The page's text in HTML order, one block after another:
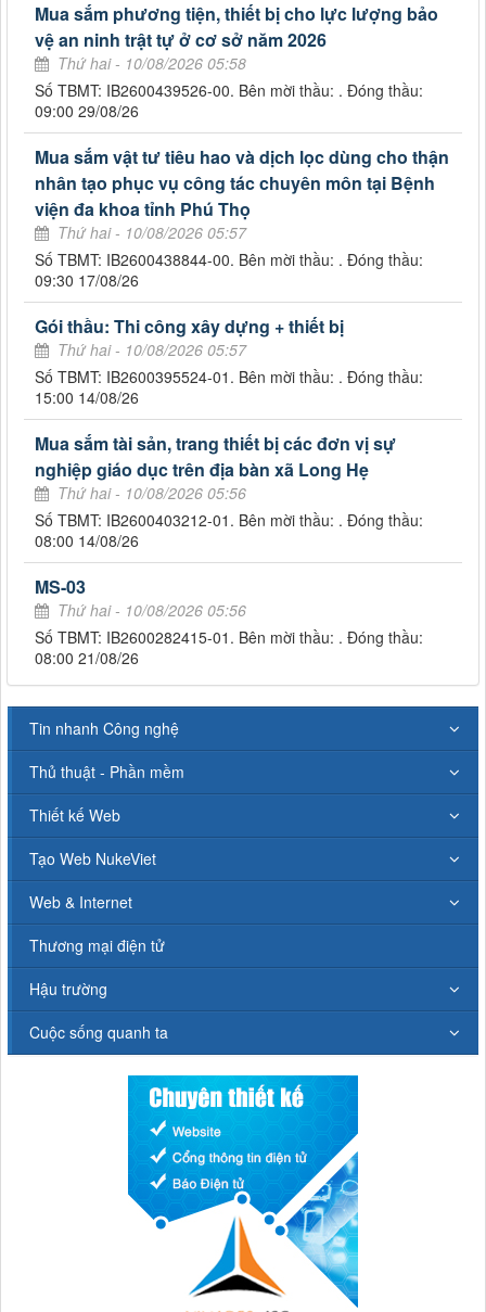
Mua sắm phương tiện, thiết bị cho lực lượng bảo
vệ an ninh trật tự ở cơ sở năm 2026
Thứ hai - 10/08/2026 05:58
Số TBMT: IB2600439526-00. Bên mời thầu: . Đóng thầu:
09:00 29/08/26
Mua sắm vật tư tiêu hao và dịch lọc dùng cho thận
nhân tạo phục vụ công tác chuyên môn tại Bệnh
viện đa khoa tỉnh Phú Thọ
Thứ hai - 10/08/2026 05:57
Số TBMT: IB2600438844-00. Bên mời thầu: . Đóng thầu:
09:30 17/08/26
Gói thầu: Thi công xây dựng + thiết bị
Thứ hai - 10/08/2026 05:57
Số TBMT: IB2600395524-01. Bên mời thầu: . Đóng thầu:
15:00 14/08/26
Mua sắm tài sản, trang thiết bị các đơn vị sự
nghiệp giáo dục trên địa bàn xã Long Hẹ
Thứ hai - 10/08/2026 05:56
Số TBMT: IB2600403212-01. Bên mời thầu: . Đóng thầu:
08:00 14/08/26
MS-03
Thứ hai - 10/08/2026 05:56
Số TBMT: IB2600282415-01. Bên mời thầu: . Đóng thầu:
08:00 21/08/26
Tin nhanh Công nghệ
Thủ thuật - Phần mềm
Thiết kế Web
Tạo Web NukeViet
Web & Internet
Thương mại điện tử
Hậu trường
Cuộc sống quanh ta